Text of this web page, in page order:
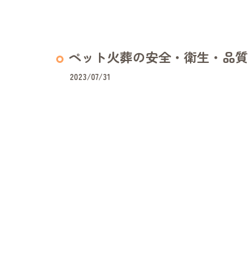
ペット火葬の安全・衛生・品質
2023/07/31